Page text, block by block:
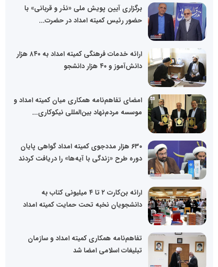
برگزاری آیین پویش ملی «نذر و قربانی» با
حضور رئیس کمیته امداد در حضرت...
ارائه خدمات فرهنگی کمیته امداد به ۸۴۰ هزار
دانش‌آموز و ۴۰ هزار دانشجو
امضای تفاهم‌نامه همکاری میان کمیته امداد و
موسسه مردم‌نهاد بین‌المللی نیکوکاری...
۶۳۰ هزار مددجوی کمیته امداد گواهی پایان
دوره طرح «زندگی با آیه‌ها» را دریافت کردند
ارائه بن‌کارت ۲ تا ۴ میلیونی کتاب به
دانشجویان نخبه تحت حمایت کمیته امداد
تفاهم‌نامه همکاری کمیته امداد و سازمان
تبلیغات اسلامی امضا شد